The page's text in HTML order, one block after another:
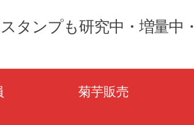
テ
へ
ンプも研究中・増量中・
菊芋販売